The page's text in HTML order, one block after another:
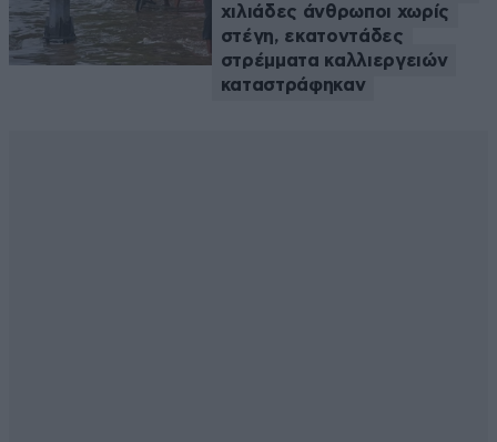
χιλιάδες άνθρωποι χωρίς
στέγη, εκατοντάδες
στρέμματα καλλιεργειών
καταστράφηκαν